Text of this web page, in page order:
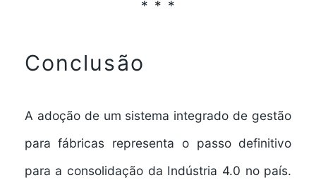
Conclusão
A adoção de um sistema integrado de gestão
para fábricas representa o passo definitivo
para a consolidação da Indústria 4.0 no país.